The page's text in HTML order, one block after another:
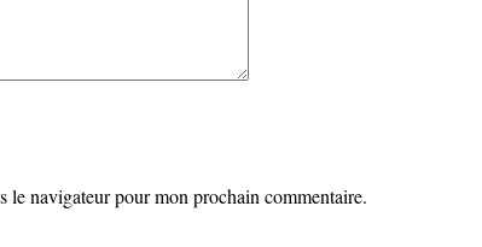
navigateur pour mon prochain commentaire.